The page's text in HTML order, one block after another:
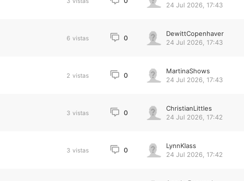
24 Jul 2026, 17:43
6 vistas 0
DewittCopenhaver
24 Jul 2026, 17:43
2 vistas 0
MartinaShows
24 Jul 2026, 17:43
3 vistas 0
ChristianLittles
24 Jul 2026, 17:42
3 vistas 0
LynnKlass
24 Jul 2026, 17:42